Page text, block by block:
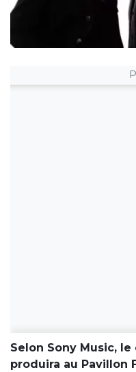
Selon Sony Music,
produira au Pavillon